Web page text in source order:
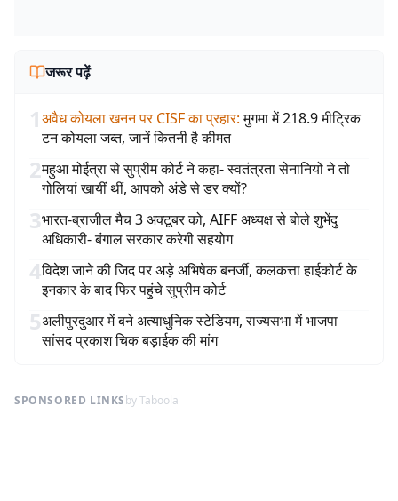
जरूर पढ़ें
1अवैध कोयला खनन पर CISF का प्रहार: मुगमा में 218.9 मीट्रिक
टन कोयला जब्त, जानें कितनी है कीमत
2महुआ मोईत्रा से सुप्रीम कोर्ट ने कहा- स्वतंत्रता सेनानियों ने तो
गोलियां खायीं थीं, आपको अंडे से डर क्यों?
3भारत-ब्राजील मैच 3 अक्टूबर को, AIFF अध्यक्ष से बोले शुभेंदु
अधिकारी- बंगाल सरकार करेगी सहयोग
4विदेश जाने की जिद पर अड़े अभिषेक बनर्जी, कलकत्ता हाईकोर्ट के
इनकार के बाद फिर पहुंचे सुप्रीम कोर्ट
5अलीपुरदुआर में बने अत्याधुनिक स्टेडियम, राज्यसभा में भाजपा
सांसद प्रकाश चिक बड़ाईक की मांग
SPONSORED LINKSby Taboola